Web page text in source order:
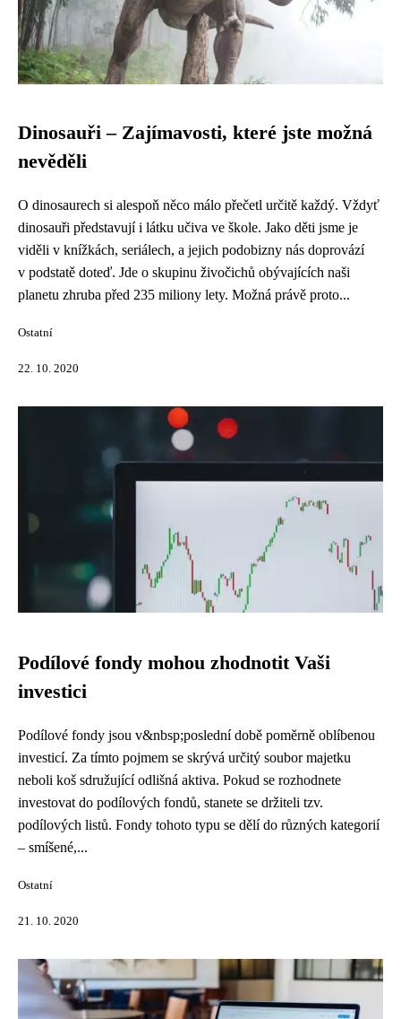
Dinosauři – Zajímavosti, které jste možná
nevěděli
O dinosaurech si alespoň něco málo přečetl určitě každý. Vždyť
dinosauři představují i látku učiva ve škole. Jako děti jsme je
viděli v knížkách, seriálech, a jejich podobizny nás doprovází
v podstatě doteď. Jde o skupinu živočichů obývajících naši
planetu zhruba před 235 miliony lety. Možná právě proto...
Ostatní
22. 10. 2020
Podílové fondy mohou zhodnotit Vaši
investici
Podílové fondy jsou v&nbsp;poslední době poměrně oblíbenou
investicí. Za tímto pojmem se skrývá určitý soubor majetku
neboli koš sdružující odlišná aktiva. Pokud se rozhodnete
investovat do podílových fondů, stanete se držiteli tzv.
podílových listů. Fondy tohoto typu se dělí do různých kategorií
– smíšené,...
Ostatní
21. 10. 2020